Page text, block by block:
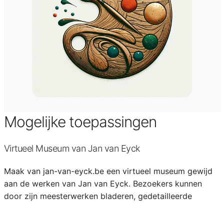
Mogelijke toepassingen
Virtueel Museum van Jan van Eyck
Maak van jan-van-eyck.be een virtueel museum gewijd
aan de werken van Jan van Eyck. Bezoekers kunnen
door zijn meesterwerken bladeren, gedetailleerde